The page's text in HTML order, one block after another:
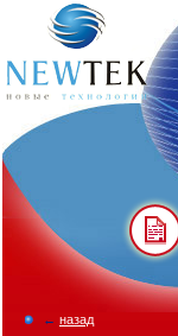
← назад